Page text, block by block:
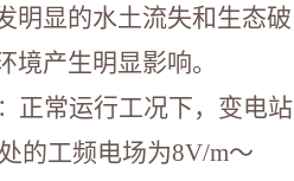
明显的水土流失和生态破
境产生明显影响。
正常运行工况下，变电站
的工频电场为8V/m～